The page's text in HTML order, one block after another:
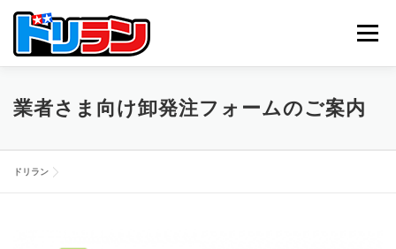
メニュー
TOP ABOUT US NEWS CONTACT
業者さま向け卸発注フォームのご案内
ドリラン